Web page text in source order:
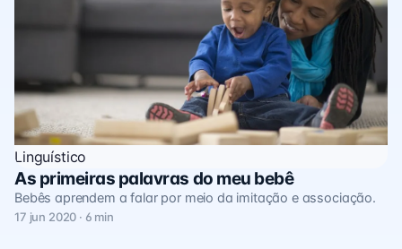
Linguístico
As primeiras palavras do meu bebê
Bebês aprendem a falar por meio da imitação e associação.
17 jun 2020 · 6 min